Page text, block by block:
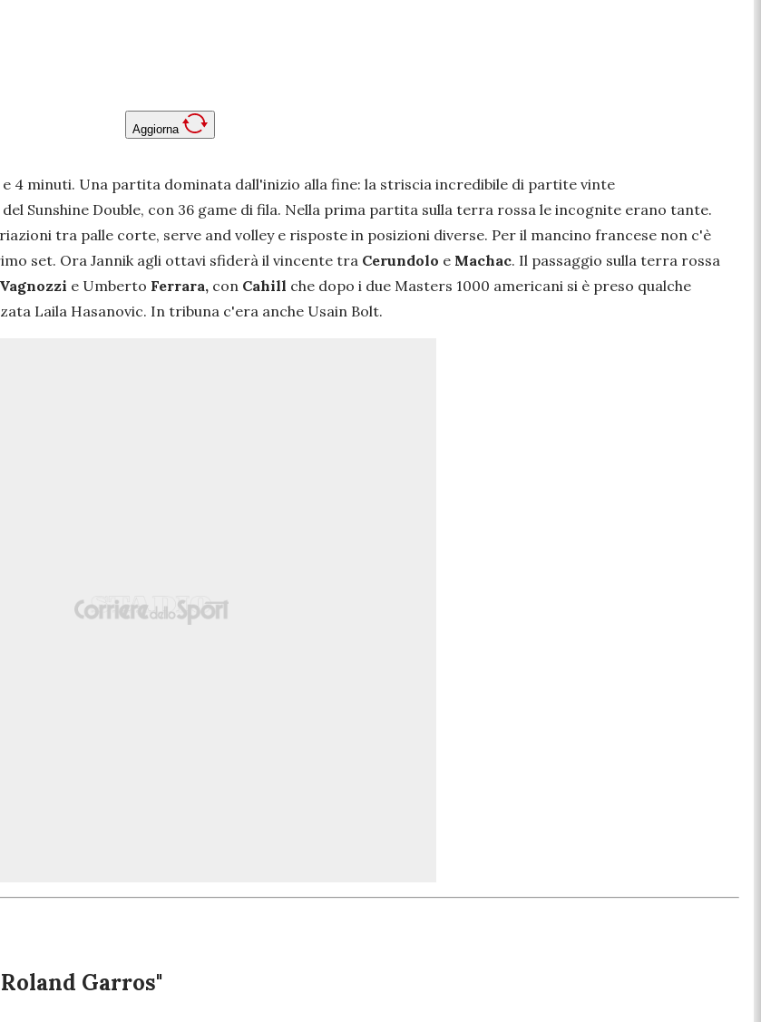
Aggiorna
4 minuti. Una partita dominata dall'inizio alla fine: la striscia incredibile di partite vinte
Sunshine Double, con 36 game di fila. Nella prima partita sulla terra rossa le incognite erano tante.
tra palle corte, serve and volley e risposte in posizioni diverse. Per il mancino francese non c'è
set. Ora Jannik agli ottavi sfiderà il vincente tra Cerundolo e Machac. Il passaggio sulla terra rossa
Vagnozzi e Umberto Ferrara, con Cahill che dopo i due Masters 1000 americani si è preso qualche
Laila Hasanovic. In tribuna c'era anche Usain Bolt.
Garros"